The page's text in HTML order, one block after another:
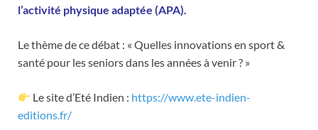
l’activité physique adaptée (APA).
Le thème de ce débat : « Quelles innovations en sport &
santé pour les seniors dans les années à venir ? »
Le site d’Eté Indien : https://www.ete-indien-
editions.fr/